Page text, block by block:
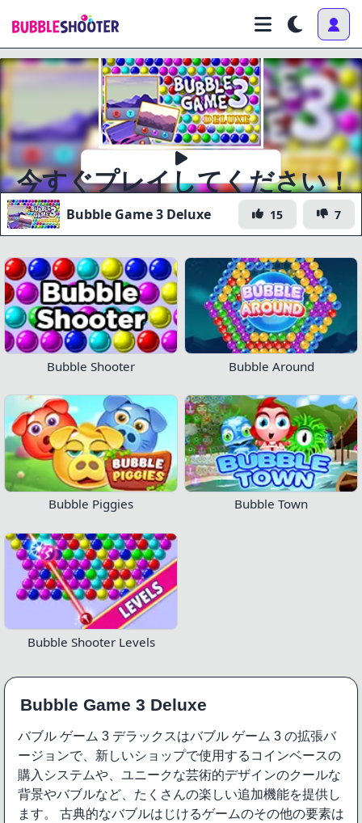
今すぐプレイしてください！
Bubble Game 3 Deluxe 15 7
Bubble Shooter Bubble Around
Bubble Piggies Bubble Town
Bubble Shooter Levels
Bubble Game 3 Deluxe
バブル ゲーム 3 デラックスはバブル ゲーム 3 の拡張バ
ージョンで、新しいショップで使用するコインベースの
購入システムや、ユニークな芸術的デザインのクールな
背景やバブルなど、たくさんの楽しい追加機能を提供し
ます。 古典的なバブルはじけるゲームのその他の要素は